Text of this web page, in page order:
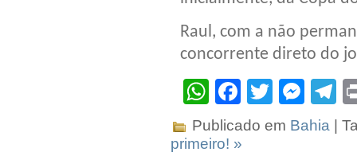
Raul, com a não
concorrente direto do
WhatsApp
Facebook
Twitter
Publicado em Bahia |
primeiro! »